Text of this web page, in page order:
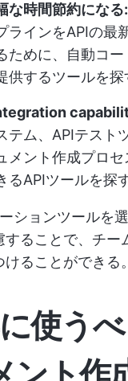
な時間節約になる:
ラインをAPIの最
ために、自動コ
供するツールを探
テム、APIテスト
メント作成プロ
るAPIツールを探す
ションツールを
ることで、チー
ることができる。
使う